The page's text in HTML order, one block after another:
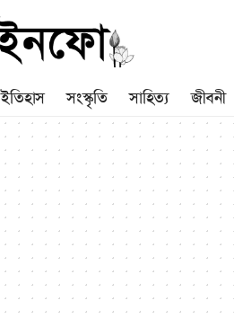
ইতিহাস সংস্কৃতি সাহিত্য জীবনী